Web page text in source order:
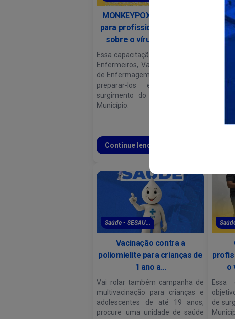
MONKEYPOX- capacitação
para profissionais de saúde
sobre o vírus causador...
Essa capacitação reuniu Médicos,
Enfermeiros, Vacinadores e Tec.
de Enfermagem, como o objetivo
preparar-los em casos de
surgimento do vírus em nosso
Município.
Continue lendo
A
Na
a
Saúde - SESAU...
Vacinação contra a
poliomielite para crianças de
1 ano a...
Vai rolar também campanha de
multivacinação para crianças e
adolescentes de até 19 anos,
procure uma unidade de saúde
o
Essa
de